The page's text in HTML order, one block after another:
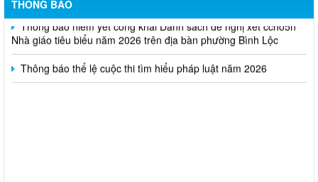
THÔNG BÁO
Thông báo niêm yết công khai Danh sách đề nghị xét ccho5n
Nhà giáo tiêu biểu năm 2026 trên địa bàn phường Bình Lộc
Thông báo thể lệ cuộc thi tìm hiểu pháp luật năm 2026